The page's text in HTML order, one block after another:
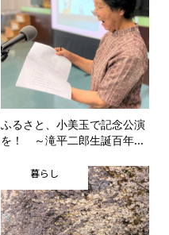
ふるさと、小美玉で記念公演
を！ ～滝平二郎生誕百年...
暮らし